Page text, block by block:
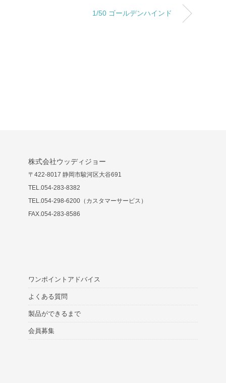
1/50 ゴールデンハインド
株式会社ウッディジョー
〒422-8017 静岡市駿河区大谷691
TEL.054-283-8382
TEL.054-298-6200（カスタマーサービス）
FAX.054-283-8586
ワンポイントアドバイス
よくある質問
製品ができるまで
会員募集